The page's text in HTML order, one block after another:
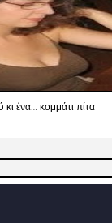
ένα… κομμάτι πίτα